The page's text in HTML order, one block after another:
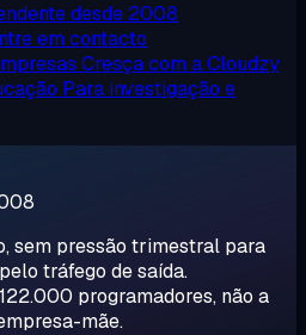
desde 2008
em contacto
Cresça com a Cloudzy
Para investigação e
sem pressão trimestral para
tráfego de saída.
programadores, não a
mãe.